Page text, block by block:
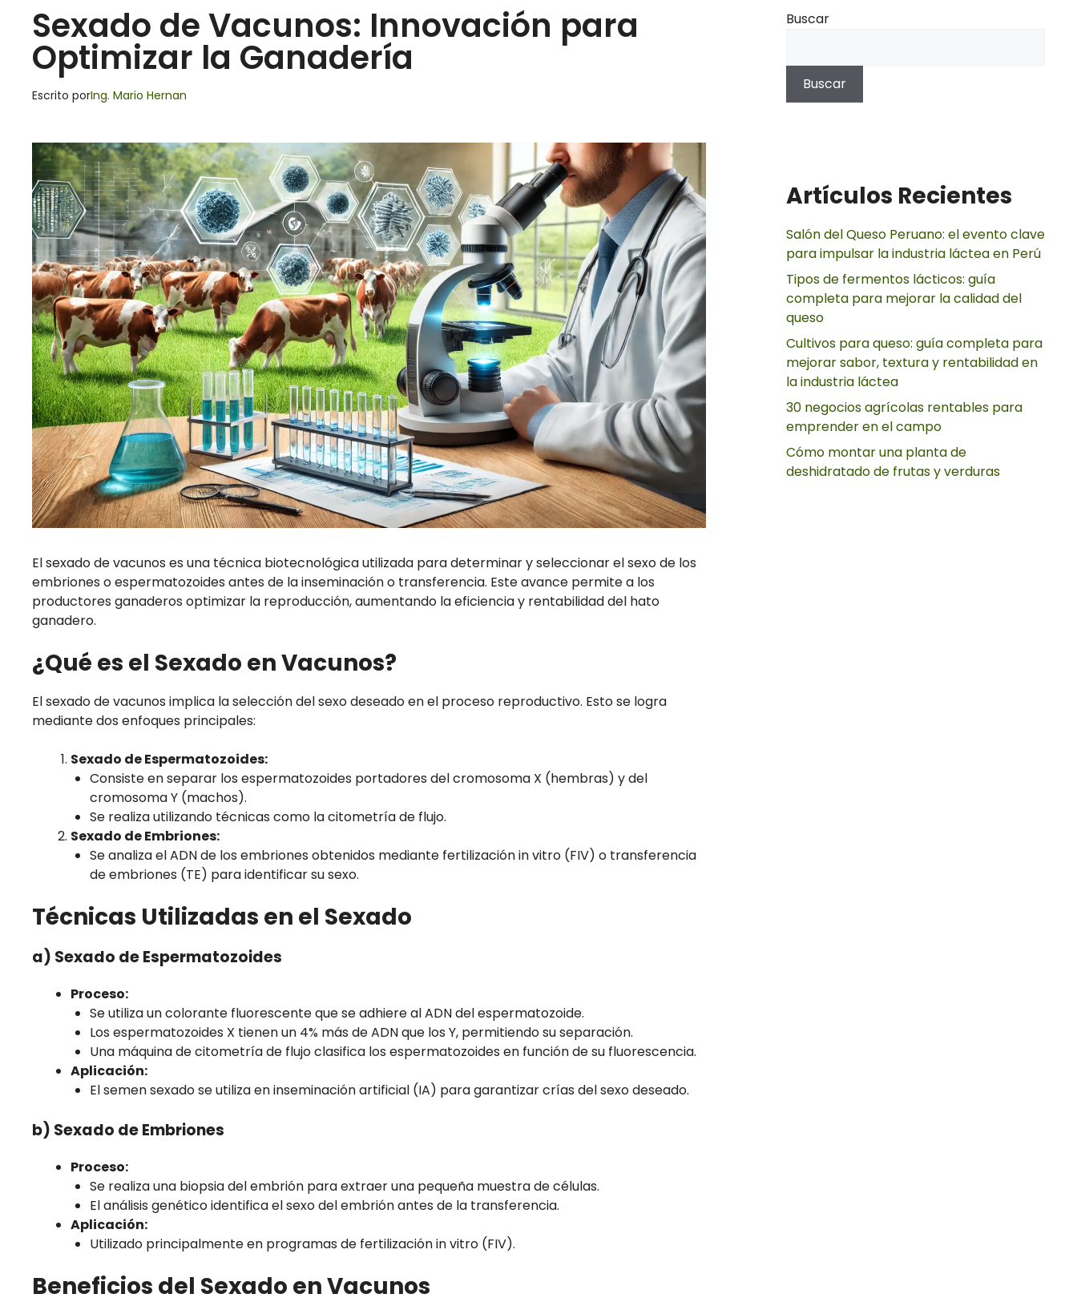
Sexado de Vacunos: Innovación para
Optimizar la Ganadería
Escrito porIng. Mario Hernan
El sexado de vacunos es una técnica biotecnológica utilizada para determinar y seleccionar el sexo de los
embriones o espermatozoides antes de la inseminación o transferencia. Este avance permite a los
productores ganaderos optimizar la reproducción, aumentando la eficiencia y rentabilidad del hato
ganadero.
¿Qué es el Sexado en Vacunos?
El sexado de vacunos implica la selección del sexo deseado en el proceso reproductivo. Esto se logra
mediante dos enfoques principales:
Sexado de Espermatozoides:
Consiste en separar los espermatozoides portadores del cromosoma X (hembras) y del
cromosoma Y (machos).
Se realiza utilizando técnicas como la citometría de flujo.
Sexado de Embriones:
Se analiza el ADN de los embriones obtenidos mediante fertilización in vitro (FIV) o transferencia
de embriones (TE) para identificar su sexo.
Técnicas Utilizadas en el Sexado
a) Sexado de Espermatozoides
Proceso:
Se utiliza un colorante fluorescente que se adhiere al ADN del espermatozoide.
Los espermatozoides X tienen un 4% más de ADN que los Y, permitiendo su separación.
Una máquina de citometría de flujo clasifica los espermatozoides en función de su fluorescencia.
Aplicación:
El semen sexado se utiliza en inseminación artificial (IA) para garantizar crías del sexo deseado.
b) Sexado de Embriones
Proceso:
Se realiza una biopsia del embrión para extraer una pequeña muestra de células.
El análisis genético identifica el sexo del embrión antes de la transferencia.
Aplicación:
Utilizado principalmente en programas de fertilización in vitro (FIV).
Beneficios del Sexado en Vacunos
Buscar
Buscar
Artículos Recientes
Salón del Queso Peruano: el evento clave
para impulsar la industria láctea en Perú
Tipos de fermentos lácticos: guía
completa para mejorar la calidad del
queso
Cultivos para queso: guía completa para
mejorar sabor, textura y rentabilidad en
la industria láctea
30 negocios agrícolas rentables para
emprender en el campo
Cómo montar una planta de
deshidratado de frutas y verduras